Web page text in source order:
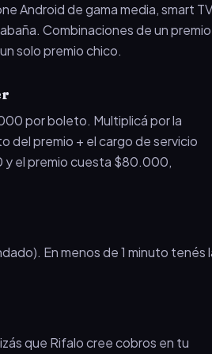
Android de gama media, smart
Combinaciones de un premio
solo premio chico.
por boleto. Multiplicá por la
del premio + el cargo de servicio
y el premio cuesta $80.000,
En menos de 1 minuto tenés
que Rifalo cree cobros en tu